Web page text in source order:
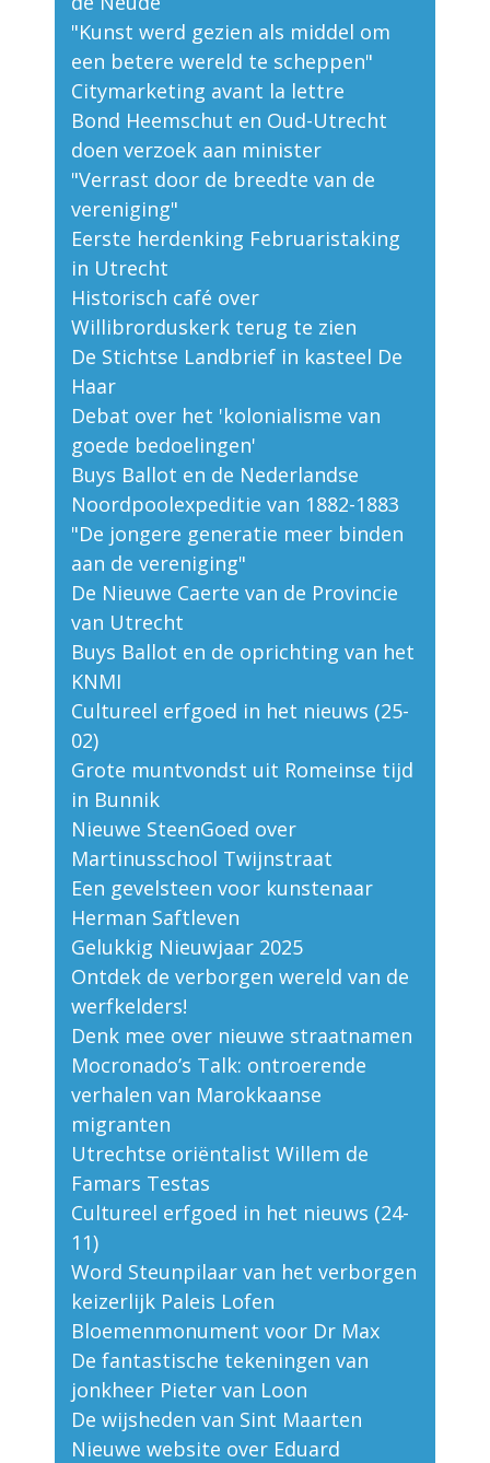
"Kunst werd gezien als middel om
een betere wereld te scheppen"
Citymarketing avant la lettre
Bond Heemschut en Oud-Utrecht
doen verzoek aan minister
"Verrast door de breedte van de
vereniging"
Eerste herdenking Februaristaking
in Utrecht
Historisch café over
Willibrorduskerk terug te zien
De Stichtse Landbrief in kasteel De
Haar
Debat over het 'kolonialisme van
goede bedoelingen'
Buys Ballot en de Nederlandse
Noordpoolexpeditie van 1882-1883
"De jongere generatie meer binden
aan de vereniging"
De Nieuwe Caerte van de Provincie
van Utrecht
Buys Ballot en de oprichting van het
KNMI
Cultureel erfgoed in het nieuws (25-
02)
Grote muntvondst uit Romeinse tijd
in Bunnik
Nieuwe SteenGoed over
Martinusschool Twijnstraat
Een gevelsteen voor kunstenaar
Herman Saftleven
Gelukkig Nieuwjaar 2025
Ontdek de verborgen wereld van de
werfkelders!
Denk mee over nieuwe straatnamen
Mocronado’s Talk: ontroerende
verhalen van Marokkaanse
migranten
Utrechtse oriëntalist Willem de
Famars Testas
Cultureel erfgoed in het nieuws (24-
11)
Word Steunpilaar van het verborgen
keizerlijk Paleis Lofen
Bloemenmonument voor Dr Max
De fantastische tekeningen van
jonkheer Pieter van Loon
De wijsheden van Sint Maarten
Nieuwe website over Eduard